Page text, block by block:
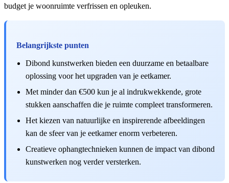
budget je woonruimte verfrissen en opleuken.
Belangrijkste punten
Dibond kunstwerken bieden een duurzame en betaalbare
oplossing voor het upgraden van je eetkamer.
Met minder dan €500 kun je al indrukwekkende, grote
stukken aanschaffen die je ruimte compleet transformeren.
Het kiezen van natuurlijke en inspirerende afbeeldingen
kan de sfeer van je eetkamer enorm verbeteren.
Creatieve ophangtechnieken kunnen de impact van dibond
kunstwerken nog verder versterken.